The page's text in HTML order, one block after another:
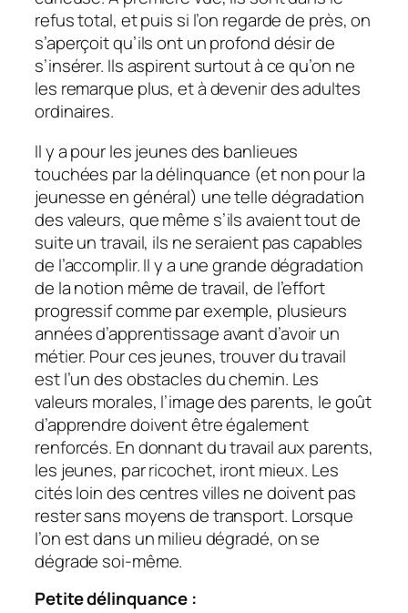
refus total, et puis si l’on regarde de près, on
s’aperçoit qu’ils ont un profond désir de
s’insérer. Ils aspirent surtout à ce qu’on ne
les remarque plus, et à devenir des adultes
ordinaires.
Il y a pour les jeunes des banlieues
touchées par la délinquance (et non pour la
jeunesse en général) une telle dégradation
des valeurs, que même s’ils avaient tout de
suite un travail, ils ne seraient pas capables
de l’accomplir. Il y a une grande dégradation
de la notion même de travail, de l’effort
progressif comme par exemple, plusieurs
années d’apprentissage avant d’avoir un
métier. Pour ces jeunes, trouver du travail
est l’un des obstacles du chemin. Les
valeurs morales, l’image des parents, le goût
d’apprendre doivent être également
renforcés. En donnant du travail aux parents,
les jeunes, par ricochet, iront mieux. Les
cités loin des centres villes ne doivent pas
rester sans moyens de transport. Lorsque
l’on est dans un milieu dégradé, on se
dégrade soi-même.
Petite délinquance :